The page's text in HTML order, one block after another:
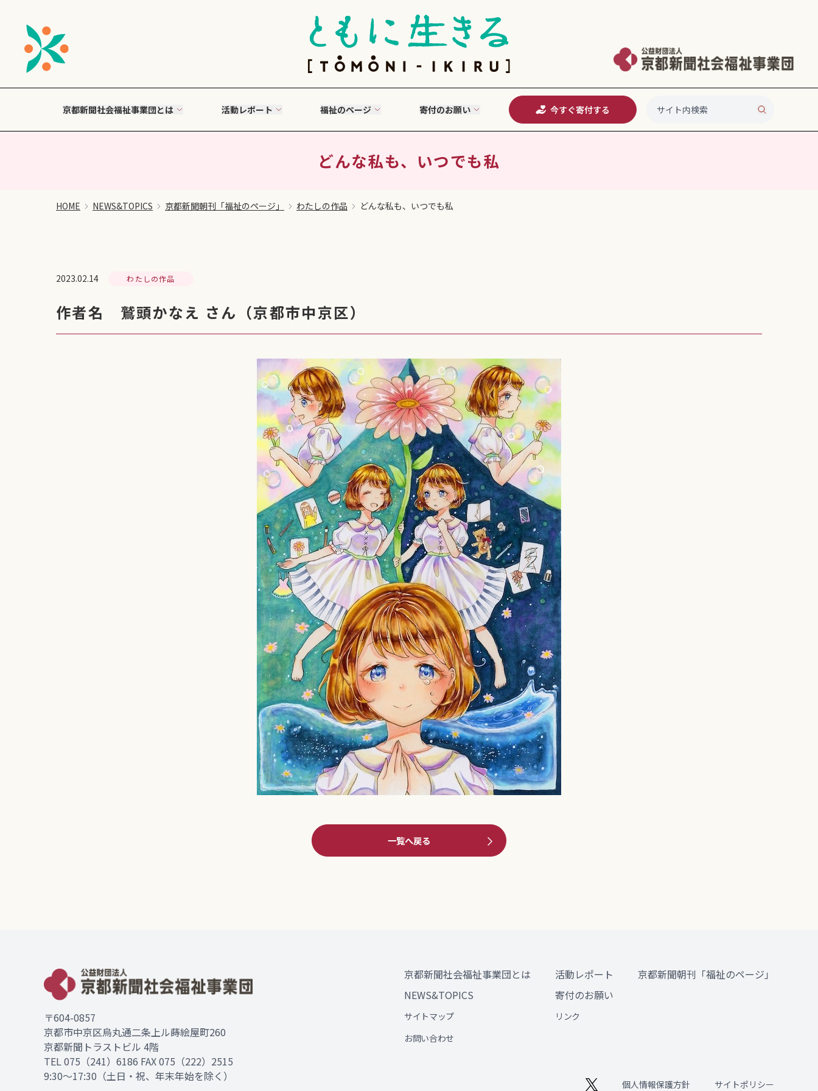
京都新聞社会福祉事業団とは 活動レポート 福祉のページ 寄付のお願い 今すぐ寄付する
どんな私も、いつでも私
HOME NEWS&TOPICS 京都新聞朝刊「福祉のページ」 わたしの作品 どんな私も、いつでも私
2023.02.14 わたしの作品
作者名 鷲頭かなえ さん（京都市中京区）
一覧へ戻る
〒604-0857
京都市中京区烏丸通二条上ル蒔絵屋町260
京都新聞トラストビル 4階
TEL075（241）6186 FAX 075（222）2515
9:30～17:30（土日・祝、年末年始を除く）
京都新聞社会福祉事業団とは 活動レポート
京都新聞朝刊「福祉のページ」
NEWS&TOPICS
寄付のお願い
サイトマップ
リンク
お問い合わせ
個人情報保護方針 サイトポリシー